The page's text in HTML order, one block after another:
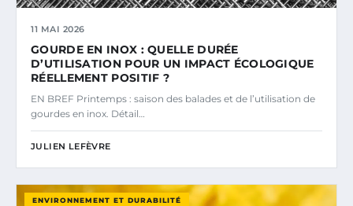
11 MAI 2026
GOURDE EN INOX : QUELLE DURÉE
D’UTILISATION POUR UN IMPACT ÉCOLOGIQUE
RÉELLEMENT POSITIF ?
EN BREF Printemps : saison des balades et de l’utilisation de
gourdes en inox. Détail…
JULIEN LEFÈVRE
ENVIRONNEMENT ET DURABILITÉ